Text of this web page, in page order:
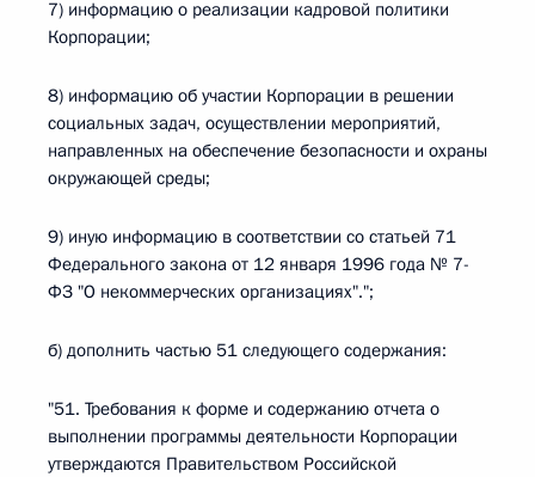
7) информацию о реализации кадровой политики
Корпорации;
8) информацию об участии Корпорации в решении
социальных задач, осуществлении мероприятий,
направленных на обеспечение безопасности и охраны
окружающей среды;
9) иную информацию в соответствии со статьей 71
Федерального закона от 12 января 1996 года № 7-
ФЗ "О некоммерческих организациях".";
б) дополнить частью 51 следующего содержания:
"51. Требования к форме и содержанию отчета о
выполнении программы деятельности Корпорации
утверждаются Правительством Российской